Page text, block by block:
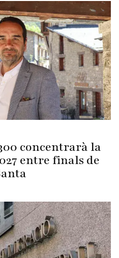
concentrarà la
entre finals de